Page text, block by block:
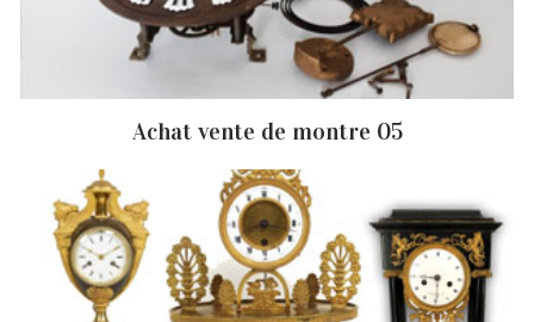
Achat vente de montre 05